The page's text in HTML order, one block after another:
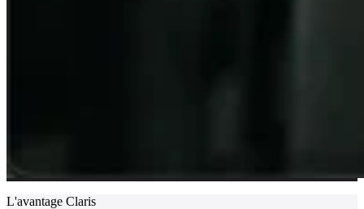
L'avantage Claris